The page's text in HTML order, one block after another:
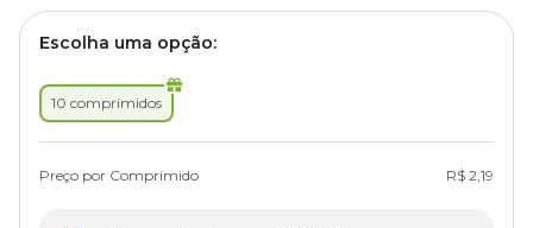
Escolha uma opção:
10 comprimidos
Preço por Comprimido R$ 2,19